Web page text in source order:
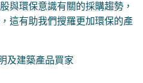
與環保意識有關的採購趨勢，
這有助我們搜羅更加環保的產
及建築產品買家